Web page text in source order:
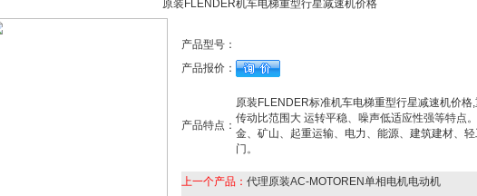
原装FLENDER机车电梯重型行星减速机价格
产品型号：
产品报价：
产品特点：
原装FLENDER标准机车电梯重型行星减速机价格,
传动比范围大 运转平稳、噪声低适应性强等特点
金、矿山、起重运输、电力、能源、建筑建材、
门。
上一个产品： 代理原装AC-MOTOREN单相电机电动机